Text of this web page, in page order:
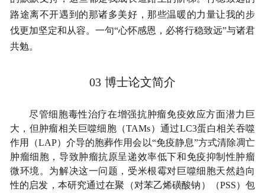
路途离不开遇到的那诸多美好，那些温暖的力量让我的步
伐更加坚定和从容。一句“心怀感恩，必将行稳致远”与诸君
共勉。
03 博士论文简介
尽管细胞毒性治疗在增强抗肿瘤免疫效应方面潜力巨
大，但肿瘤相关巨噬细胞（TAMs）通过LC3蛋白相关吞噬
作用（LAP）介导的胞葬作用会以“免疫静息”方式清除凋亡
肿瘤细胞，导致肿瘤抗原呈递效率低下和免疫抑制性肿瘤
微环境。为解决这一问题，受米根霉对巨噬细胞天然趋向
性的启发，本研究通过在聚（对苯乙烯磺酸钠）（PSS）包